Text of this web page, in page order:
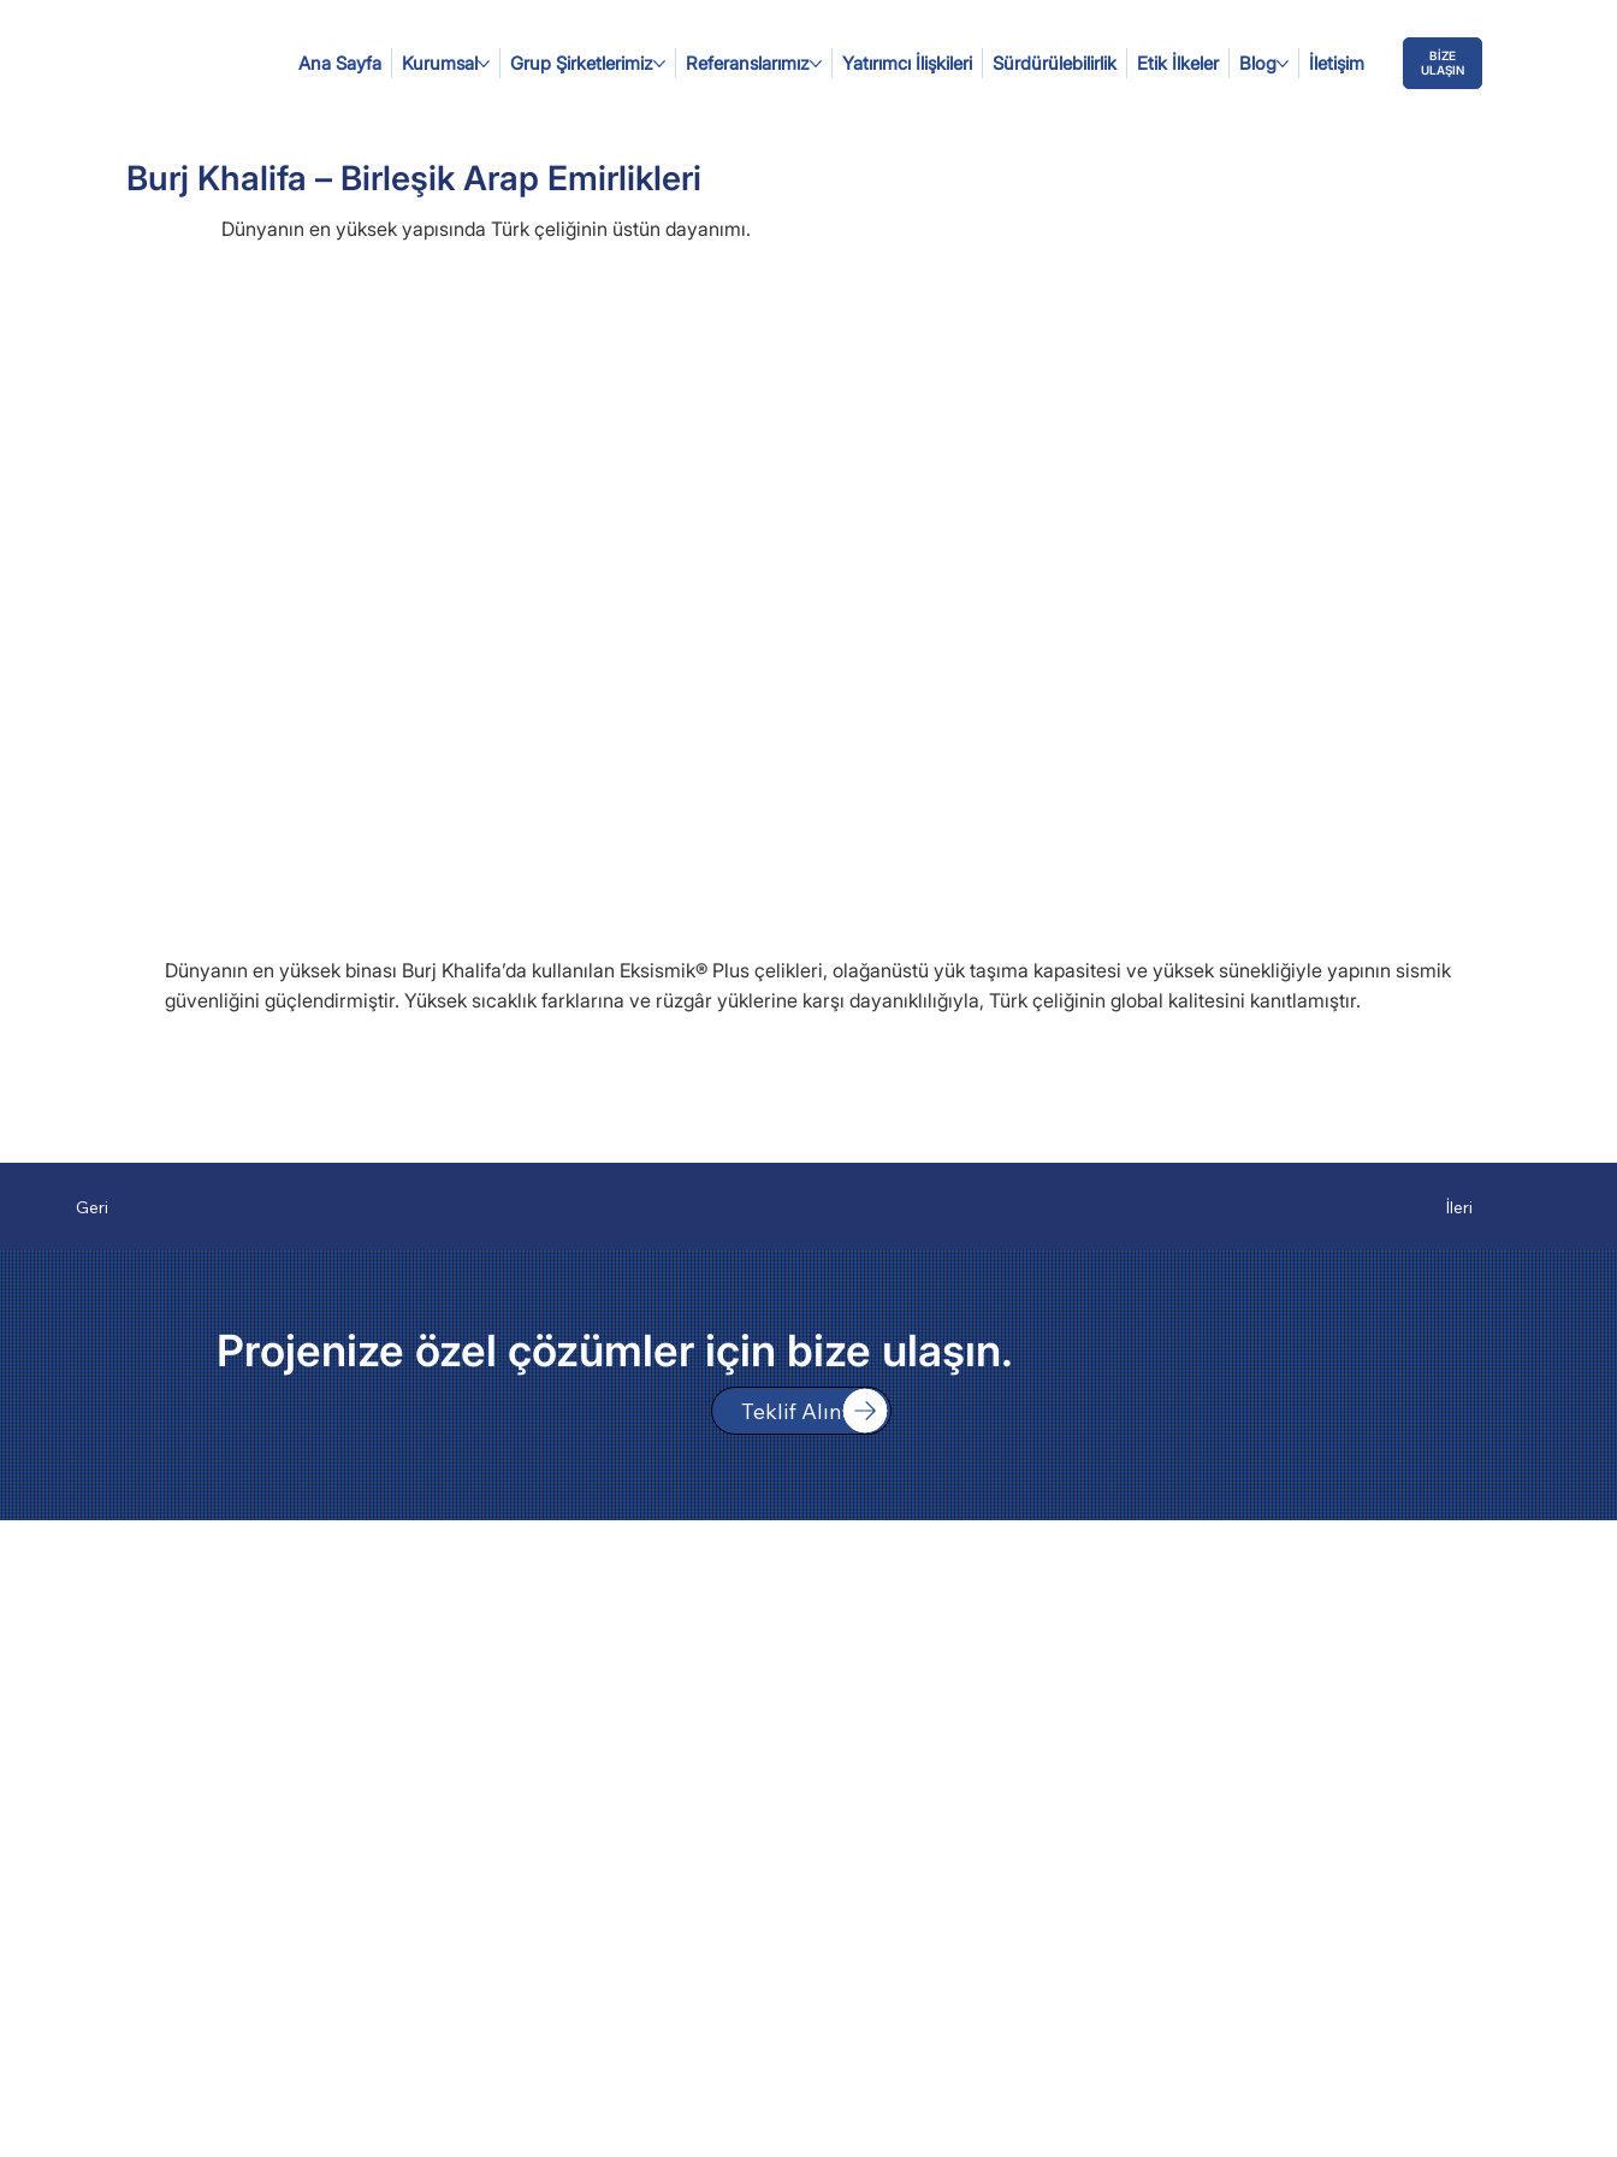
Ana Sayfa Kurumsal Grup Şirketlerimiz Referanslarımız Yatırımcı İlişkileri Sürdürülebilirlik Etik İlkeler Blog İletişim
BİZE
ULAŞIN
Burj Khalifa – Birleşik Arap Emirlikleri
Dünyanın en yüksek yapısında Türk çeliğinin üstün dayanımı.
Dünyanın en yüksek binası Burj Khalifa’da kullanılan Eksismik® Plus çelikleri, olağanüstü yük taşıma kapasitesi ve yüksek sünekliğiyle yapının sismik
güvenliğini güçlendirmiştir. Yüksek sıcaklık farklarına ve rüzgâr yüklerine karşı dayanıklılığıyla, Türk çeliğinin global kalitesini kanıtlamıştır.
İleri
Geri
Projenize özel çözümler için bize ulaşın.
Teklif Alın